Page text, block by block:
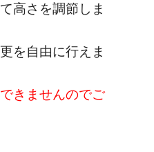
高さを調節しま
を自由に行えま
きませんのでご